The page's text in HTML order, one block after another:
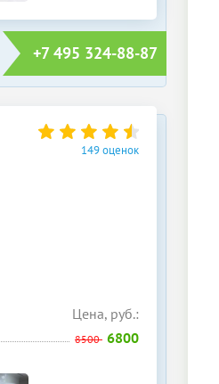
+7 495 324-88-87
149 оценок
Цена, руб.:
8500 6800